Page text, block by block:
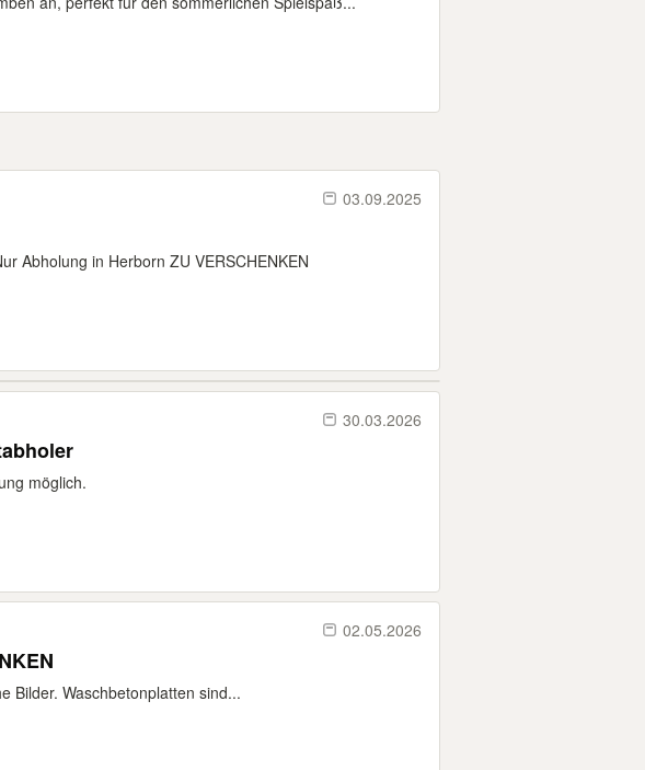
03.09.2025
Abholung in Herborn ZU VERSCHENKEN
30.03.2026
möglich.
02.05.2026
Bilder. Waschbetonplatten sind...